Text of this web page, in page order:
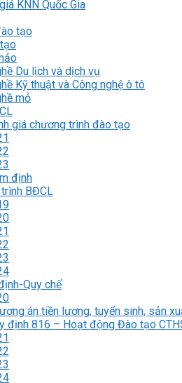
KNN Quốc Gia
tạo
Du lịch và dịch vụ
Kỹ thuật và Công nghệ ô tô
mỏ
giá chương trình đào tạo
định
BĐCL
Quy chế
án tiền lương, tuyển sinh, sản
định 816 – Hoạt động Đào tạo